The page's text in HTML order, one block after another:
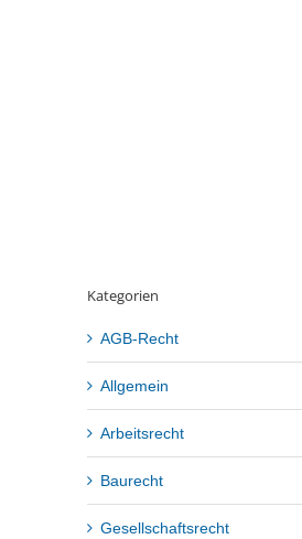
Kategorien
AGB-Recht
Allgemein
Arbeitsrecht
Baurecht
Gesellschaftsrecht